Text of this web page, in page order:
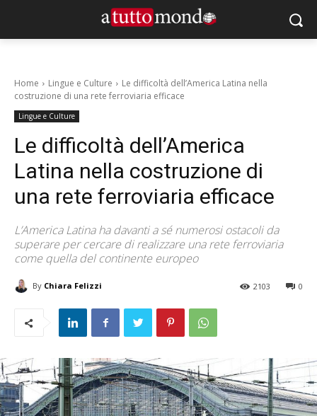
Home Lingue e Culture
Le difficoltà dell’America Latina nella
costruzione di una rete ferroviaria efficace
Lingue e Culture
Le difficoltà dell’America
Latina nella costruzione di
una rete ferroviaria efficace
L’America Latina ha davanti a sé numerosi ostacoli da
superare per cercare di realizzare una rete ferroviaria
come quella del continente europeo
By Chiara Felizzi 0
2103